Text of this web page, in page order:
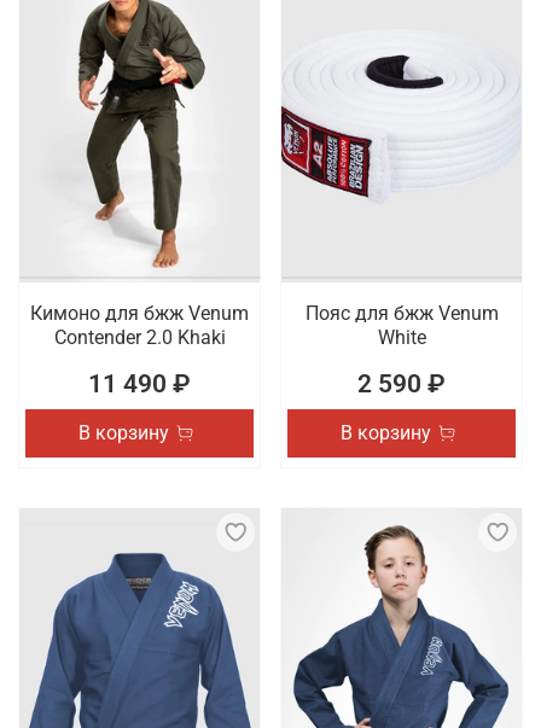
Кимоно для бжж Venum
Contender 2.0 Khaki
11 490 ₽
В корзину
Пояс для бжж Venum
White
2 590 ₽
В корзину